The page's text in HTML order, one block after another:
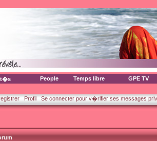
People Temps libre GPE TV
Profil Se connecter pour v�rifier ses messages